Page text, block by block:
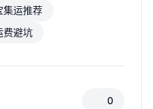
集运推荐
费避坑
0